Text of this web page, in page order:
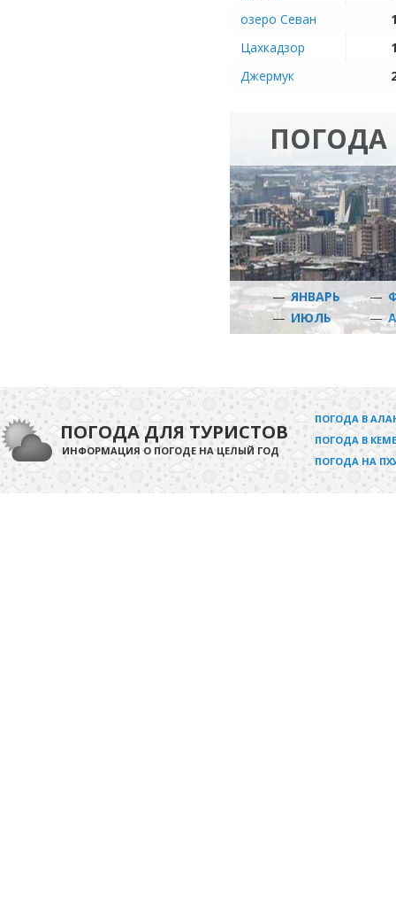
озеро Севан
Цахкадзор
Джермук
ПОГОДА
—ЯНВАРЬ —
— ИЮЛЬ —
ПОГОДА ДЛЯ ТУРИСТОВ
ИНФОРМАЦИЯ О ПОГОДЕ НА ЦЕЛЫЙ ГОД
ПОГОДА В
ПОГОДА В
ПОГОДА НА